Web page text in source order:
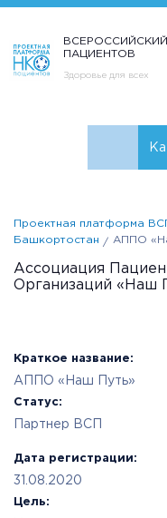
ПАЦИЕНТОВ
Здоровье для всех
Проектная платформа
Башкортостан
АППО
Ассоциация
Организаций «Наш
Краткое название:
АППО «Наш Путь»
Статус:
Партнер ВСП
Дата регистрации:
31.08.2020
Цель: